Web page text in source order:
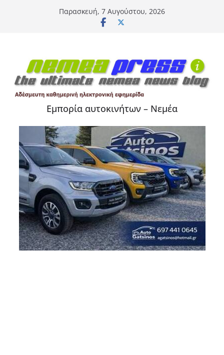
Παρασκευή, 7 Αυγούστου, 2026
Εμπορία αυτοκινήτων – Νεμέα